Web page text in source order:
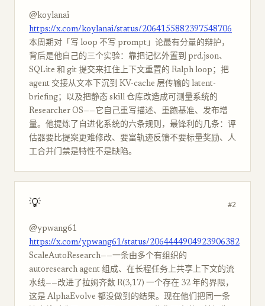
@koylanai
https://x.com/koylanai/status/2064155882397548706
本周期对「写 loop 不写 prompt」论最有分量的辩护，
背后是他自己的三个实验：靠把记忆外置到 prd.json、
SQLite 和 git 提交来扛住上下文重置的 Ralph loop；把
agent 交接从文本下沉到 KV-cache 层传输的 latent-
briefing；以及把静态 skill 仓库改造成可测量系统的
Researcher OS——它自己重写描述、重跑基准、发布增
量。他提炼了自进化系统的六条规则，最锋利的几条：评
估器要比提案更难修改、要富轨迹反馈不要标量奖励、人
工合并门禁是特性不是缺陷。
💡 #2
@ypwang61
https://x.com/ypwang61/status/2064444904923906382
ScaleAutoResearch——一条由多个有组织的
autoresearch agent 组成、在长程任务上共享上下文的流
水线——改进了拉姆齐数 R(3,17) 一个存在 32 年的界限，
这是 AlphaEvolve 都没做到的结果。现在他们把同一条